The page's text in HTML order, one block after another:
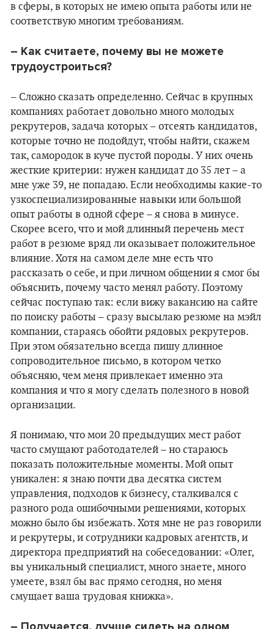
в сферы, в которых не имею опыта работы или не
соответствую многим требованиям.
– Как считаете, почему вы не можете
трудоустроиться?
– Сложно сказать определенно. Сейчас в крупных
компаниях работает довольно много молодых
рекрутеров, задача которых – отсеять кандидатов,
которые точно не подойдут, чтобы найти, скажем
так, самородок в куче пустой породы. У них очень
жесткие критерии: нужен кандидат до 35 лет – а
мне уже 39, не попадаю. Если необходимы какие-то
узкоспециализированные навыки или большой
опыт работы в одной сфере – я снова в минусе.
Скорее всего, что и мой длинный перечень мест
работ в резюме вряд ли оказывает положительное
влияние. Хотя на самом деле мне есть что
рассказать о себе, и при личном общении я смог бы
объяснить, почему часто менял работу. Поэтому
сейчас поступаю так: если вижу вакансию на сайте
по поиску работы – сразу высылаю резюме на мэйл
компании, стараясь обойти рядовых рекрутеров.
При этом обязательно всегда пишу длинное
сопроводительное письмо, в котором четко
объясняю, чем меня привлекает именно эта
компания и что я могу сделать полезного в новой
организации.
Я понимаю, что мои 20 предыдущих мест работ
часто смущают работодателей – но стараюсь
показать положительные моменты. Мой опыт
уникален: я знаю почти два десятка систем
управления, подходов к бизнесу, сталкивался с
разного рода ошибочными решениями, которых
можно было бы избежать. Хотя мне не раз говорили
и рекрутеры, и сотрудники кадровых агентств, и
директора предприятий на собеседовании: «Олег,
вы уникальный специалист, много знаете, много
умеете, взял бы вас прямо сегодня, но меня
смущает ваша трудовая книжка».